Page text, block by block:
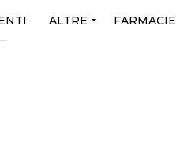
ALTRE FARMACIE